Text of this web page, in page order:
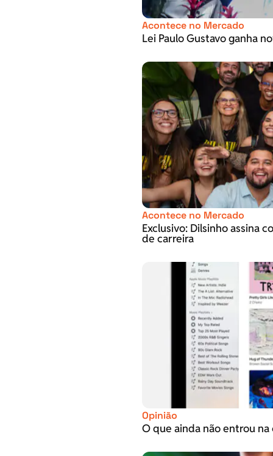
Acontece no Mercado
Lei Paulo Gustavo ganha
Acontece no Mercado
Exclusivo: Dilsinho assina
de carreira
Opinião
O que ainda não entrou